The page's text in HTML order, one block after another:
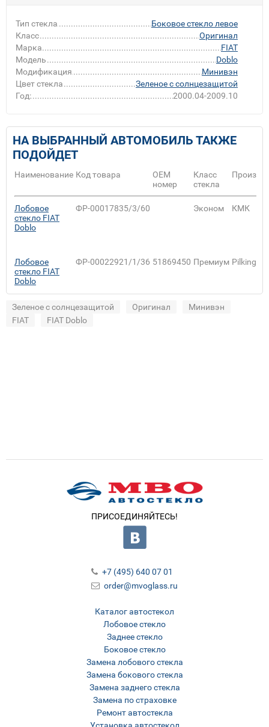
Тип стекла
Боковое стекло левое
Класс
Оригинал
Марка
FIAT
Модель
Doblo
Модификация
Минивэн
Цвет стекла
Зеленое с солнцезащитой
Год:
2000.04-2009.10
НА ВЫБРАННЫЙ АВТОМОБИЛЬ ТАКЖЕ
ПОДОЙДЕТ
Наименование Код товара
ОЕМ
номер
Класс
стекла
Лобовое
стекло FIAT
Doblo
ФР-00017835/3/60 Эконом КМК
Лобовое
стекло FIAT
Doblo
ФР-00022921/1/36 51869450 Премиум Pilkington
Зеленое с солнцезащитой Оригинал
Минивэн
FIAT
FIAT Doblo
ПРИСОЕДИНЯЙТЕСЬ!
Каталог автостекол
Лобовое стекло
Заднее стекло
Боковое стекло
Замена лобового стекла
Замена бокового стекла
Замена заднего стекла
Замена по страховке
Ремонт автостекла
+7 (495) 640 07 01
order@mvoglass.ru